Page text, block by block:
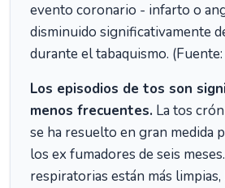
evento coronario - infarto o
disminuido significativamente
durante el tabaquismo. (Fuente:
Los episodios de tos son
menos frecuentes. La tos
se ha resuelto en gran medida
los ex fumadores de seis
respiratorias están más